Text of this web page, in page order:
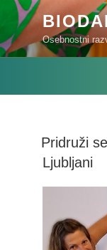
Skoči
vsebino
Osebnostni
Pridruži
Ljubljani